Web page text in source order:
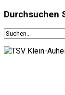
Durchsuchen